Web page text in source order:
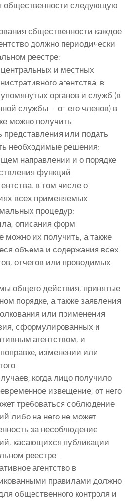
общественности следующую
общественности каждое
должно периодически
реестре:
и местных
агентства, в
органов и служб (в
службы – от его членов) в
можно получить
или подать
необходимые решения;
направлении и о порядке
функций
в том числе о
всех применяемых
процедур;
описания форм
можно их получить, а также
объема и содержания всех
отчетов или проводимых
общего действия, принятые
порядке, а также заявления
или применения
сформулированных и
агентством, и
изменении или
.
когда лицо получило
извещение, от него
требоваться соблюдение
либо на него не может
за несоблюдение
касающихся публикации
реестре…
агентство в
правилами должно
общественного контроля и